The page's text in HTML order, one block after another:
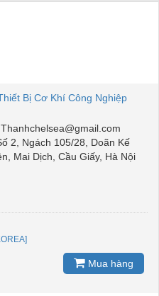
Bị Cơ Khí Công Nghiệp
Thanhchelsea@gmail.com
2, Ngách 105/28, Doãn Kế
Mai Dịch, Cầu Giấy, Hà Nội
Mua hàng